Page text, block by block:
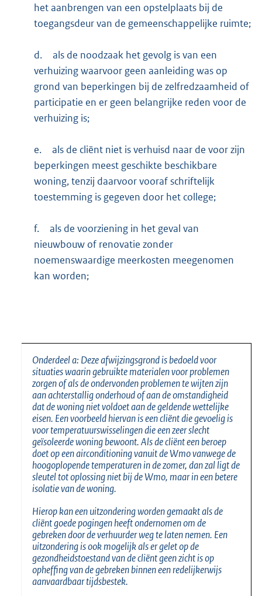
het aanbrengen van een opstelplaats bij de
toegangsdeur van de gemeenschappelijke ruimte;
d.
als de noodzaak het gevolg is van een
verhuizing waarvoor geen aanleiding was op
grond van beperkingen bij de zelfredzaamheid of
participatie en er geen belangrijke reden voor de
verhuizing is;
e.
als de cliënt niet is verhuisd naar de voor zijn
beperkingen meest geschikte beschikbare
woning, tenzij daarvoor vooraf schriftelijk
toestemming is gegeven door het college;
f.
als de voorziening in het geval van
nieuwbouw of renovatie zonder
noemenswaardige meerkosten meegenomen
kan worden;
Onderdeel a: Deze afwijzingsgrond is bedoeld voor
situaties waarin gebruikte materialen voor problemen
zorgen of als de ondervonden problemen te wijten zijn
aan achterstallig onderhoud of aan de omstandigheid
dat de woning niet voldoet aan de geldende wettelijke
eisen. Een voorbeeld hiervan is een cliënt die gevoelig is
voor temperatuurswisselingen die een zeer slecht
geïsoleerde woning bewoont. Als de cliënt een beroep
doet op een airconditioning vanuit de Wmo vanwege de
hoogoplopende temperaturen in de zomer, dan zal ligt de
sleutel tot oplossing niet bij de Wmo, maar in een betere
isolatie van de woning.
Hierop kan een uitzondering worden gemaakt als de
cliënt goede pogingen heeft ondernomen om de
gebreken door de verhuurder weg te laten nemen. Een
uitzondering is ook mogelijk als er gelet op de
gezondheidstoestand van de cliënt geen zicht is op
opheffing van de gebreken binnen een redelijkerwijs
aanvaardbaar tijdsbestek.